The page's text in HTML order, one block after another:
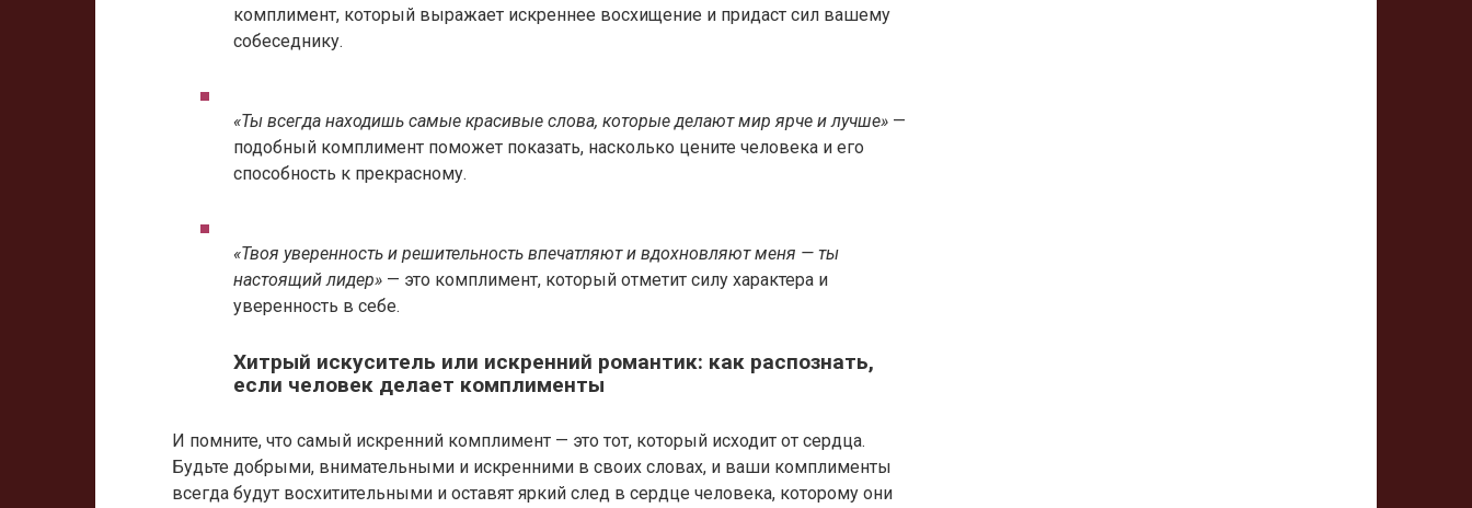
комплимент, который выражает искреннее восхищение и придаст сил вашему
собеседнику.
«Ты всегда находишь самые красивые слова, которые делают мир ярче и лучше» —
подобный комплимент поможет показать, насколько цените человека и его
способность к прекрасному.
«Твоя уверенность и решительность впечатляют и вдохновляют меня — ты
настоящий лидер» — это комплимент, который отметит силу характера и
уверенность в себе.
Хитрый искуситель или искренний романтик: как распознать,
если человек делает комплименты
И помните, что самый искренний комплимент — это тот, который исходит от сердца.
Будьте добрыми, внимательными и искренними в своих словах, и ваши комплименты
всегда будут восхитительными и оставят яркий след в сердце человека, которому они